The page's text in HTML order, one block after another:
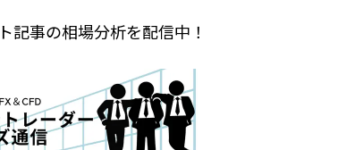
い円安のゴールどこ？
2026.04.12
4月相場の壮大な妄想！株価指数の
ピークとクロス円を追う！
そろそろ危惧すべき点について
記事の相場分析を配信中！